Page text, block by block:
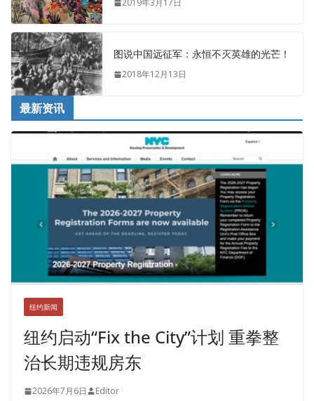
2019年3月17日
图说中国远征军：永恒不灭英雄的光芒！
2018年12月13日
最新资讯
纽约新闻
纽约启动“Fix the City”计划 重拳整
治长期违规房东
2026年7月6日 Editor